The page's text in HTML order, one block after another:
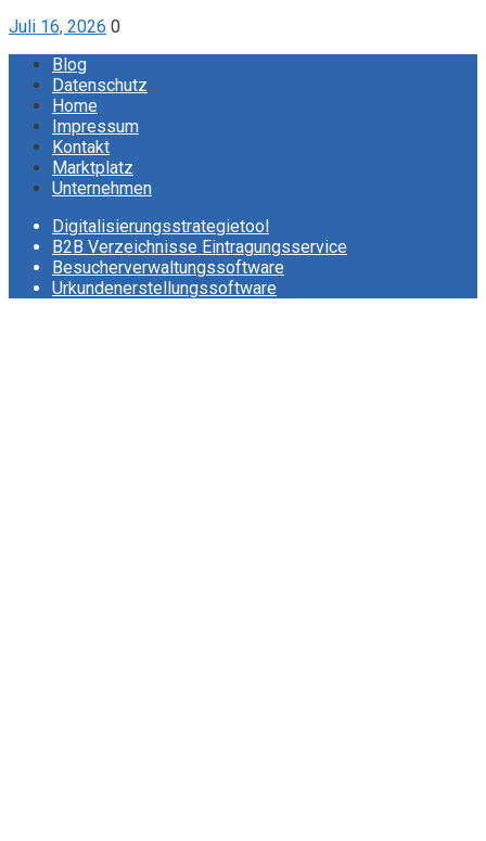
Juli 16, 2026 0
Blog
Datenschutz
Home
Impressum
Kontakt
Marktplatz
Unternehmen
Digitalisierungsstrategietool
B2B Verzeichnisse Eintragungsservice
Besucherverwaltungssoftware
Urkundenerstellungssoftware